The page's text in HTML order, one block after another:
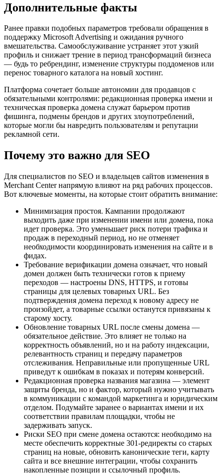
Дополнительные факты
Ранее правки подобных параметров требовали обращения в
поддержку Microsoft Advertising и ожидания ручного
вмешательства. Самообслуживание устраняет этот узкий
профиль и снижает трение в период трансформаций бизнеса
— будь то ребрендинг, изменение структуры поддоменов или
перенос товарного каталога на новый хостинг.
Платформа сочетает больше автономии для продавцов с
обязательными контролями: редакционная проверка имени и
техническая проверка домена служат барьером против
фишинга, подмены брендов и других злоупотреблений,
которые могли бы навредить пользователям и репутации
рекламной сети.
Почему это важно для SEO
Для специалистов по SEO и владельцев сайтов изменения в
Merchant Center напрямую влияют на ряд рабочих процессов.
Вот ключевые моменты, на которые стоит обратить внимание:
Минимизация простоя. Кампании продолжают
выходить даже при изменении имени или домена, пока
идет проверка. Это уменьшает риск потери трафика и
продаж в переходный период, но не отменяет
необходимости координировать изменения на сайте и в
фидах.
Требование верификации домена означает, что новый
домен должен быть технически готов к приему
переходов — настроены DNS, HTTPS, и готовы
страницы для целевых товарных URL. Без
подтверждения домена переход к новому адресу не
произойдет, а товарные ссылки останутся привязаны к
старому хосту.
Обновление товарных URL после смены домена —
обязательное действие. Это влияет не только на
корректность объявлений, но и на работу индексации,
релевантность страниц и передачу параметров
отслеживания. Неправильные или пропущенные URL
приведут к ошибкам в показах и потерям конверсий.
Редакционная проверка названия магазина — элемент
защиты бренда, но и фактор, который нужно учитывать
в коммуникации с командой маркетинга и юридическим
отделом. Подумайте заранее о вариантах имени и их
соответствии правилам площадки, чтобы не
задерживать запуск.
Риски SEO при смене домена остаются: необходимо на
месте обеспечить корректные 301‑редиректы со старых
страниц на новые, обновить канонические теги, карту
сайта и все внешние интеграции, чтобы сохранить
накопленные позиции и ссылочный профиль.